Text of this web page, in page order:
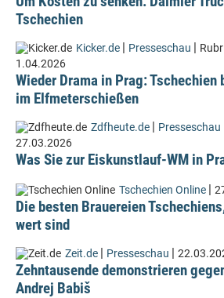
Tschechien
Kicker.de | Presseschau |
1.04.2026
Wieder Drama in Prag:
im Elfmeterschießen
Zdfheute.de | Presseschau
27.03.2026
Was Sie zur Eiskunstlauf-WM in
Tschechien Online |
Die besten Brauereien
wert sind
Zeit.de | Presseschau |
Zehntausende demonstrieren
Andrej Babiš